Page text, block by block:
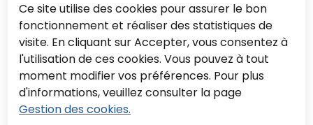
Ce site utilise des cookies pour assurer le bon
fonctionnement et réaliser des statistiques de
visite. En cliquant sur Accepter, vous consentez à
l'utilisation de ces cookies. Vous pouvez à tout
moment modifier vos préférences. Pour plus
d'informations, veuillez consulter la page
Gestion des cookies.